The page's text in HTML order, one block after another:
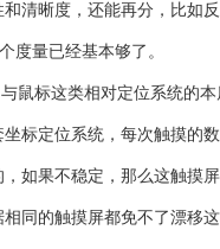
清晰度，还能再分，比如
度量已经基本够了。
鼠标这类相对定位系统的
标定位系统，每次触摸的
如果不稳定，那么这触摸
同的触摸屏都免不了漂移